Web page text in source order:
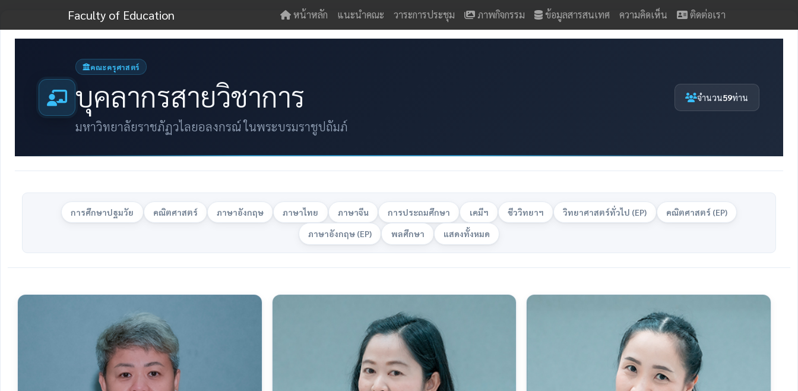
Faculty of Education หน้าหลัก แนะนำคณะ วาระการประชุม ภาพกิจกรรม ข้อมูลสารสนเทศ ความคิดเห็น ติดต่อเรา
คณะครุศาสตร์
บุคลากรสายวิชาการ
มหาวิทยาลัยราชภัฏวไลยอลงกรณ์ ในพระบรมราชูปถัมภ์
จำนวน59ท่าน
การศึกษาปฐมวัย คณิตศาสตร์ ภาษาอังกฤษ ภาษาไทย ภาษาจีน การประถมศึกษา เคมีฯ ชีววิทยาฯ วิทยาศาสตร์ทั่วไป (EP) คณิตศาสตร์ (EP)
ภาษาอังกฤษ (EP) พลศึกษา แสดงทั้งหมด